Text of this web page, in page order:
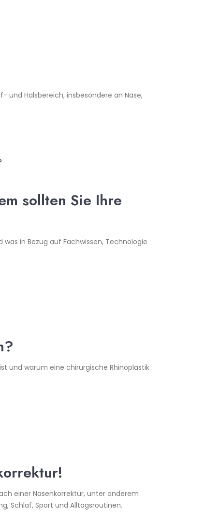
und Halsbereich, insbesondere an Nase,
sollten Sie Ihre
in Bezug auf Fachwissen, Technologie
und warum eine chirurgische Rhinoplastik
einer Nasenkorrektur, unter anderem
Schlaf, Sport und Alltagsroutinen.